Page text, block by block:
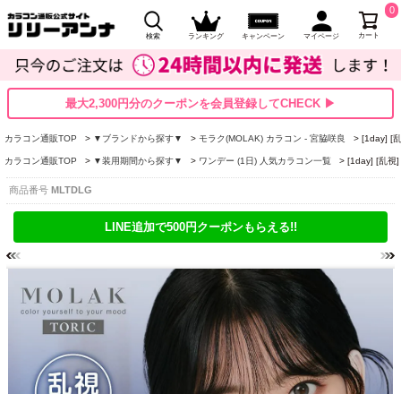
検索 ランキング キャンペーン マイページ カート
0
最大2,300円分のクーポンを会員登録してCHECK ▶
カラコン通販TOP ▼ブランドから探す▼ モラク(MOLAK) カラコン - 宮脇咲良 [1day] [
カラコン通販TOP ▼装用期間から探す▼ ワンデー (1日) 人気カラコン一覧 [1day] [乱視]
商品番号 MLTDLG
LINE追加で500円クーポンもらえる!!